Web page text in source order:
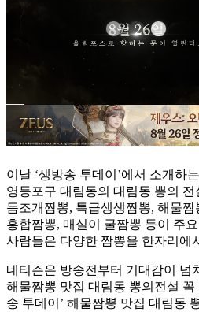
이날 ‘생방송 투데이’에서 소개하
영등포구 대림동의 대림동 뽕의
듬조개짬뽕, 특급생생짬뽕, 해물
홍합짬뽕, 매실이 굴짬뽕 등이 주
사람들은 다양한 짬뽕을 한자리에
네티즌은 방송전부터 기대감이 넘
해물짬뽕 맛집 대림동 뽕의전설 꼭
송 투데이’ 해물짬뽕 맛집 대림동